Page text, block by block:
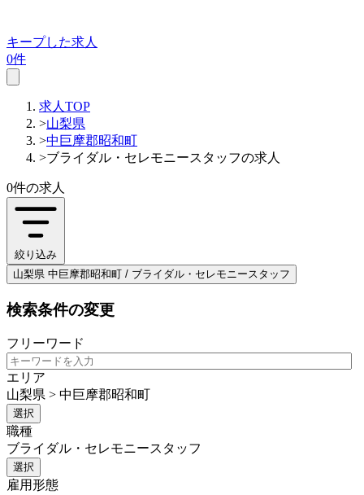
キープした求人
0件
求人TOP
>山梨県
>中巨摩郡昭和町
>ブライダル・セレモニースタッフの求人
0件の求人
絞り込み
山梨県 中巨摩郡昭和町 / ブライダル・セレモニースタッフ
検索条件の変更
フリーワード
エリア
山梨県 > 中巨摩郡昭和町
選択
職種
ブライダル・セレモニースタッフ
選択
雇用形態